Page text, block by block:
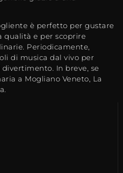
è perfetto per gustare
e per scoprire
Periodicamente,
di musica dal vivo per
In breve, se
a Mogliano Veneto, La